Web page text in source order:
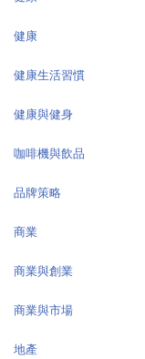
健康
健康生活習慣
健康與健身
咖啡機與飲品
品牌策略
商業
商業與創業
商業與市場
地產